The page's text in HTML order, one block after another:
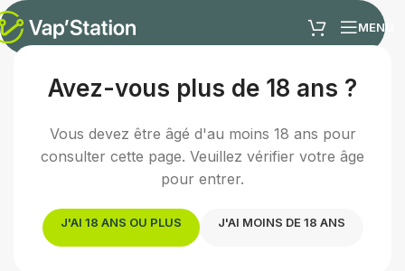
Avez-vous plus de 18 ans ?
Vous devez être âgé d'au moins 18 ans pour
consulter cette page. Veuillez vérifier votre âge
pour entrer.
J'AI 18 ANS OU PLUS J'AI MOINS DE 18 ANS
MENU
Accueil /E-liquides/E-liquide classic